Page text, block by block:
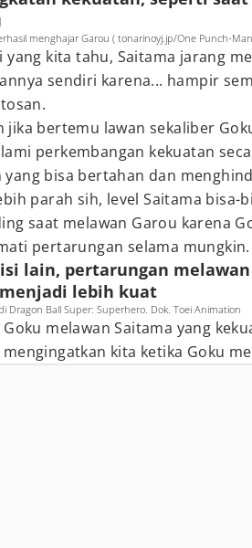
menghajar Garou ( tonarinoyj.jp/One Punch-
yang kita tahu, Saitama jarang
sendiri karena... hampir
jika bertemu lawan sekaliber
perkembangan kekuatan
yang bisa bertahan dan
parah sih, level Saitama bisa-
saat melawan Garou karena
pertarungan selama mungkin.
lain, pertarungan
lebih kuat
Dragon Ball Super: Superhero. Dok. Toei Animation
melawan Saitama yang
kita ketika Goku